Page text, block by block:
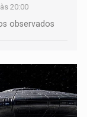
20:00
observados